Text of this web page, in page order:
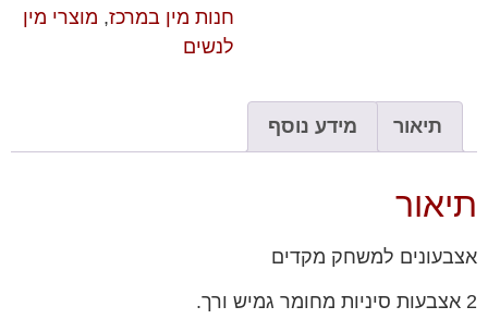
חנות מין במרכז, מוצרי מין
לנשים
תיאור מידע נוסף
תיאור
אצבעונים למשחק מקדים
2 אצבעות סיניות מחומר גמיש ורך.